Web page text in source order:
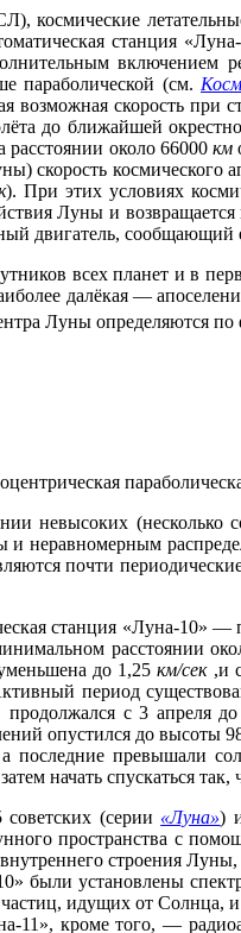
космические
станция
включением
параболической (см.
возможная скорость при
до ближайшей
расстоянии около 66000км
скорость
). При этих условиях
Луны и
двигатель,
всех планет и в
далёкая —
Луны определяются по
невысоких (несколько
неравномерным
почти
станция «Луна-10» —
расстоянии
уменьшена до 1,25км/сек,и
период
продолжался с 3
опустился до высоты
превышали
начать спускаться
(серии «Луна»)
пространства с
строения
установлены
идущих от Солнца,
кроме того, —